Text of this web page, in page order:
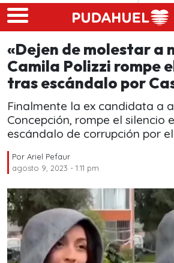
Skip to main content
«Dejen de molestar a
Camila Polizzi rompe
tras escándalo por
Finalmente la ex candidata a
Concepción, rompe el silencio
escándalo de corrupción por
Por Ariel Pefaur
agosto 9, 2023 - 1:11 pm